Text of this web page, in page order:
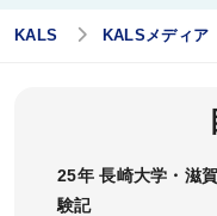
医学部学士編入とは？
医学部再受験（一般入
講座説明動画
KALS KALSメディア
25年 長崎大学・滋
験記